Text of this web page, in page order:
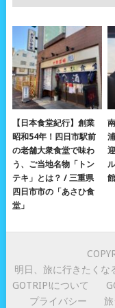
【日本食堂紀行】創業
昭和54年！四日市駅前
の老舗大衆食堂で味わ
う、ご当地名物「トン
テキ」とは？ / 三重県
四日市市の「あさひ食
堂」
明日、旅に行きたくな
GOTRIP!について
プライバシー